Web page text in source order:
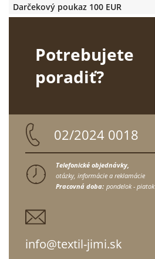
Darčekový poukaz 100 EUR
Potrebujete
poradiť?
02/2024 0018
Telefonické objednávky,
otázky, informácie a reklamácie
Pracovná doba: pondelok - piatok
info@textil-jimi.sk